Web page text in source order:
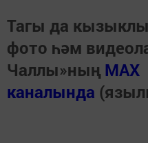
Тагы да
фото һәм
Чаллы»ның MAX
каналында